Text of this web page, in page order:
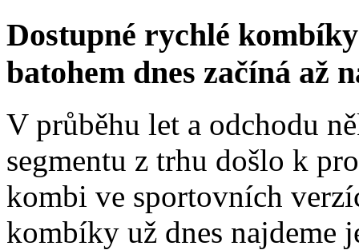
Dostupné rychlé
batohem dnes začíná až
V průběhu let a odchodu
segmentu z trhu došlo k
kombi ve sportovních
kombíky už dnes najdeme